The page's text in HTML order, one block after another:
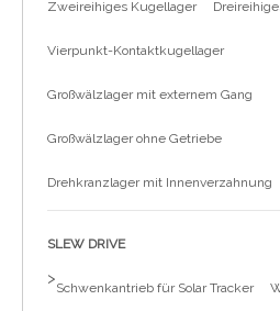
Zweireihiges Kugellager
Vierpunkt-Kontaktkugellager
Großwälzlager mit externem Gang
Großwälzlager ohne Getriebe
Drehkranzlager mit Innenverzahnung
SLEW DRIVE
>
Schwenkantrieb für Solar Tracker